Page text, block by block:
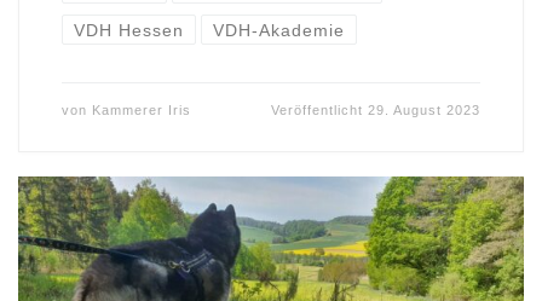
VDH Hessen VDH-Akademie
von Kammerer Iris Veröffentlicht 29. August 2023